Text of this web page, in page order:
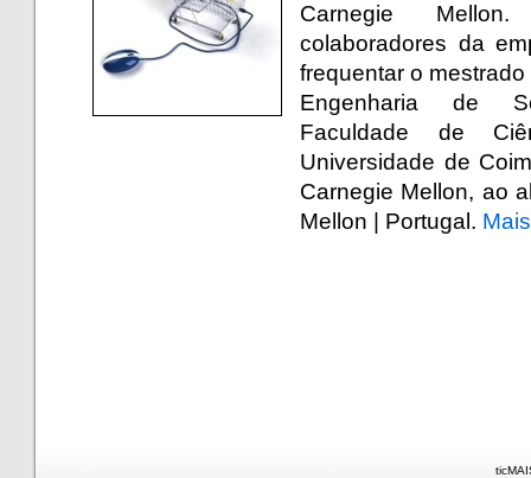
Carnegie
colaboradores da
frequentar o
Engenharia de
Faculdade de
Universidade de
Carnegie Mellon, ao
Mellon | Portugal.